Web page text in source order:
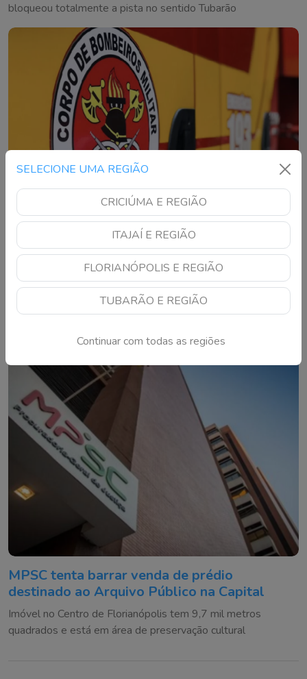
SELECIONE UMA REGIÃO
CRICIÚMA E REGIÃO
ITAJAÍ E REGIÃO
FLORIANÓPOLIS E REGIÃO
TUBARÃO E REGIÃO
Continuar com todas as regiões
bloqueou totalmente a pista no sentido Tubarão
Acidente entre carro e moto deixa pessoa
ferida em Criciúma
olisão aconteceu na Avenida Centenário, no Centro, e
mobilizou o SAMU e agentes de trânsito
MPSC tenta barrar venda de prédio
destinado ao Arquivo Público na Capital
Imóvel no Centro de Florianópolis tem 9,7 mil metros
quadrados e está em área de preservação cultural